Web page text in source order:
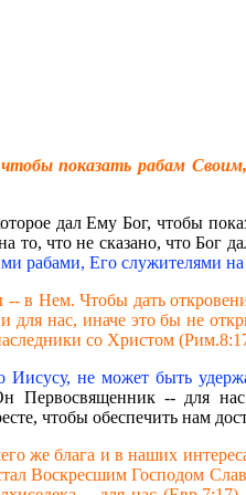
показать рабам
дал Ему Бог, чтобы
что не сказано, что Бог
рабами, Его служителями на
в Нем. Чтобы дать
для нас, иначе это бы не
со Христом
не может быть
Первосвященник -- для
чтобы обеспечить нам
же блага и в наших
Воскресшим Господом